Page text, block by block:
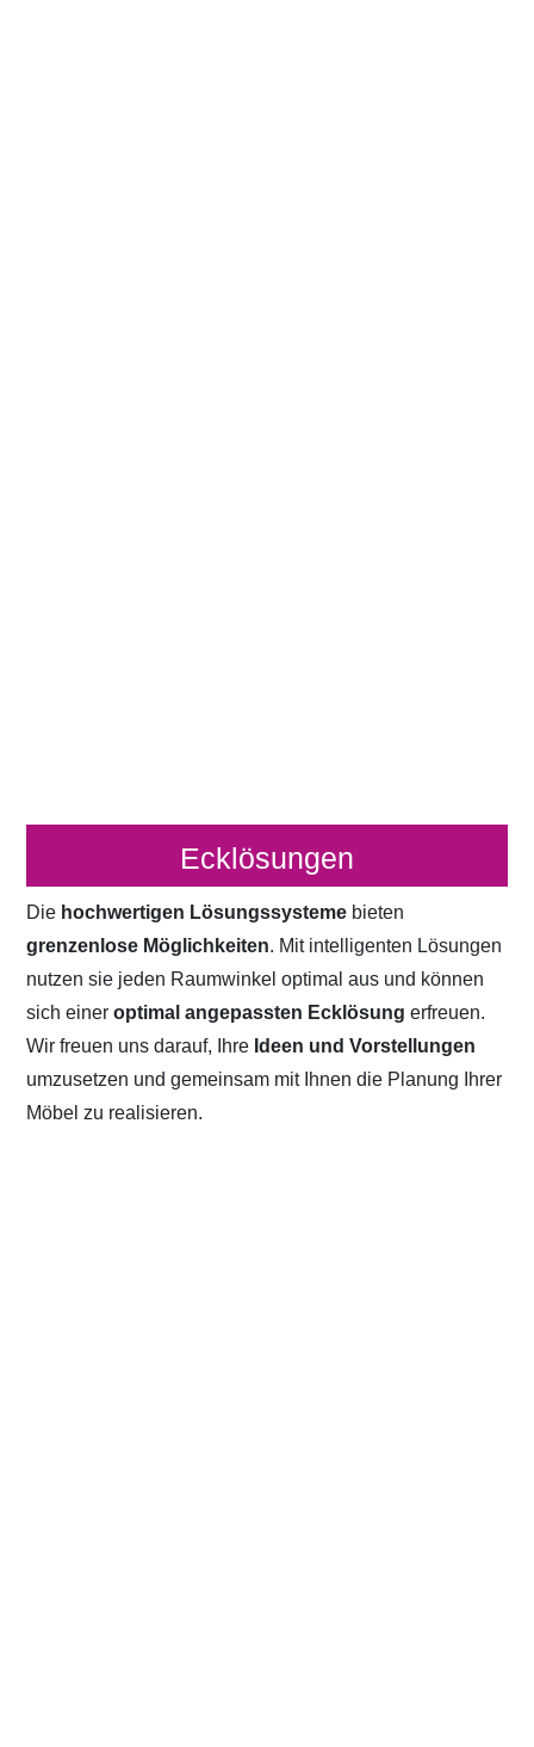
Ecklösungen
Die hochwertigen Lösungssysteme bieten
grenzenlose Möglichkeiten. Mit intelligenten Lösungen
nutzen sie jeden Raumwinkel optimal aus und können
sich eineroptimal angepassten Ecklösung erfreuen.
Wir freuen uns darauf, Ihre Ideen und Vorstellungen
umzusetzen und gemeinsam mit Ihnen die Planung Ihrer
Möbel zu realisieren.